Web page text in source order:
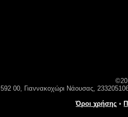
592 00, Γιαννακοχώρι Νάουσας,
Όροι χρήσης •